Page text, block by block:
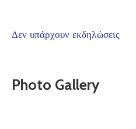
Δεν υπάρχουν εκδηλώσεις
Photo Gallery